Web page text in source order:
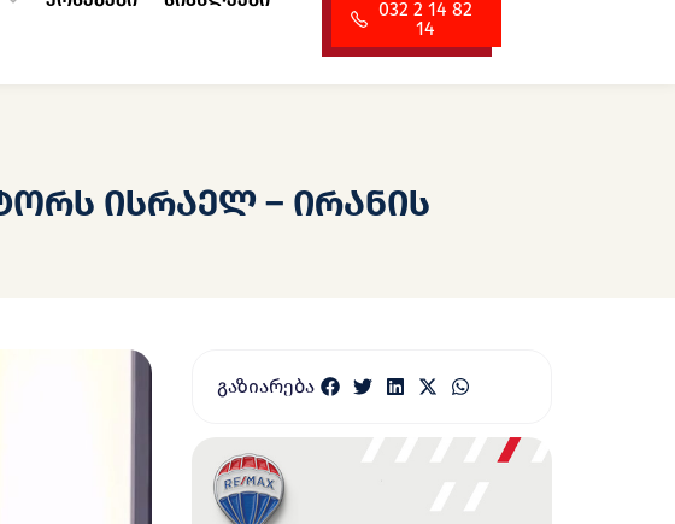
032 2 14 82
14
ისრაელ – ირანის
გაზიარება